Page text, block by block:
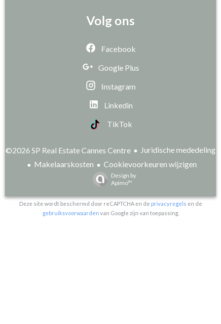
Volg ons
Facebook
Google Plus
Instagram
Linkedin
TikTok
©2026 SP Real Estate Cannes Centre
Juridische mededeling
Makelaarskosten
Cookievoorkeuren wijzigen
Design by
Apimo™
Deze site wordt beschermd door reCAPTCHA en de privacyregels en de
gebruiksvoorwaarden van Google zijn van toepassing.